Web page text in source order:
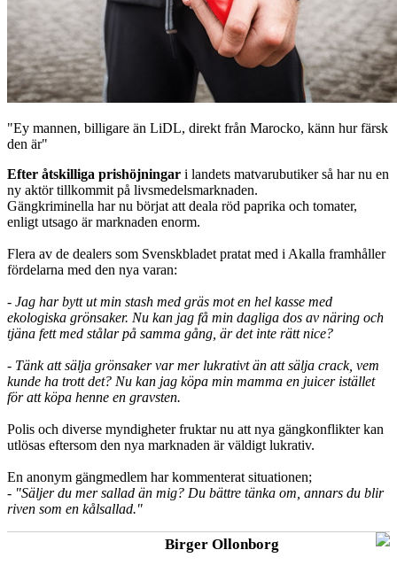
"Ey mannen, billigare än LiDL, direkt från Marocko, känn hur färsk
den är"
Efter åtskilliga prishöjningar i landets matvarubutiker så har nu en
ny aktör tillkommit på livsmedelsmarknaden.
Gängkriminella har nu börjat att deala röd paprika och tomater,
enligt utsago är marknaden enorm.
Flera av de dealers som Svenskbladet pratat med i Akalla framhåller
fördelarna med den nya varan:
- Jag har bytt ut min stash med gräs mot en hel kasse med
ekologiska grönsaker. Nu kan jag få min dagliga dos av näring och
tjäna fett med stålar på samma gång, är det inte rätt nice?
- Tänk att sälja grönsaker var mer lukrativt än att sälja crack, vem
kunde ha trott det? Nu kan jag köpa min mamma en juicer istället
för att köpa henne en gravsten.
Polis och diverse myndigheter fruktar nu att nya gängkonflikter kan
utlösas eftersom den nya marknaden är väldigt lukrativ.
En anonym gängmedlem har kommenterat situationen;
- "Säljer du mer sallad än mig? Du bättre tänka om, annars du blir
riven som en kålsallad."
Birger Ollonborg